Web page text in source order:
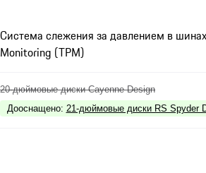
Система слежения за давлением в
Monitoring (TPM)
20-дюймовые диски Cayenne Design
Дооснащено: 21-дюймовые диски RS Spyder